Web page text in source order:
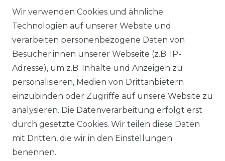
Wir verwenden Cookies und ähnliche
Technologien auf unserer Website und
verarbeiten personenbezogene Daten von
Besucher:innen unserer Webseite (z.B. IP-
Adresse), um z.B. Inhalte und Anzeigen zu
personalisieren, Medien von Drittanbietern
einzubinden oder Zugriffe auf unsere Website zu
analysieren. Die Datenverarbeitung erfolgt erst
durch gesetzte Cookies. Wir teilen diese Daten
mit Dritten, die wir in den Einstellungen
benennen.